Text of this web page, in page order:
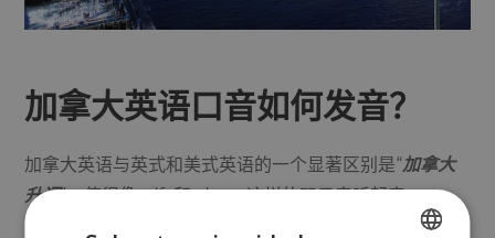
加拿大英语口音如何发音？
加拿大英语与英式和美式英语的一个显著区别是“加拿大
升调”，使得像wife和about这样的双元音听起来
像‘weef’和‘aboot’。